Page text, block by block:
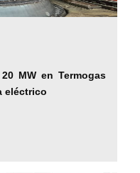
MW en Termogas
eléctrico